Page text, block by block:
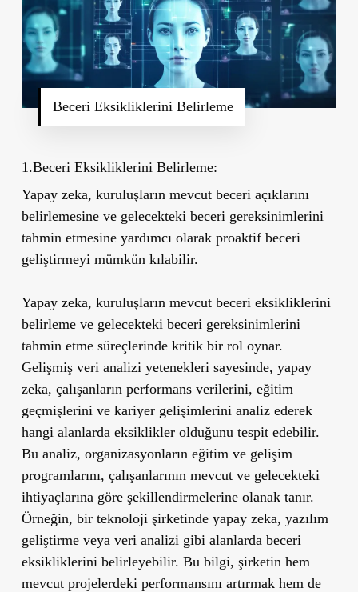
Beceri Eksikliklerini Belirleme
1.Beceri Eksikliklerini Belirleme:
Yapay zeka, kuruluşların mevcut beceri açıklarını
belirlemesine ve gelecekteki beceri gereksinimlerini
tahmin etmesine yardımcı olarak proaktif beceri
geliştirmeyi mümkün kılabilir.
Yapay zeka, kuruluşların mevcut beceri eksikliklerini
belirleme ve gelecekteki beceri gereksinimlerini
tahmin etme süreçlerinde kritik bir rol oynar.
Gelişmiş veri analizi yetenekleri sayesinde, yapay
zeka, çalışanların performans verilerini, eğitim
geçmişlerini ve kariyer gelişimlerini analiz ederek
hangi alanlarda eksiklikler olduğunu tespit edebilir.
Bu analiz, organizasyonların eğitim ve gelişim
programlarını, çalışanlarının mevcut ve gelecekteki
ihtiyaçlarına göre şekillendirmelerine olanak tanır.
Örneğin, bir teknoloji şirketinde yapay zeka, yazılım
geliştirme veya veri analizi gibi alanlarda beceri
eksikliklerini belirleyebilir. Bu bilgi, şirketin hem
mevcut projelerdeki performansını artırmak hem de